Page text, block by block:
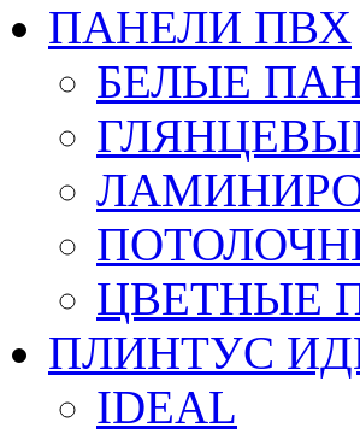
ПАНЕЛИ ПВХ
БЕЛЫЕ
ЦВЕТНЫЕ
ПЛИНТУС
IDEAL